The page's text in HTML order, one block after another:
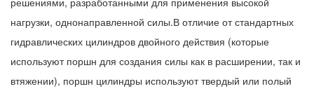
нагрузки, однонаправленной силы.В отличие от стандартных
гидравлических цилиндров двойного действия (которые
используют поршн для создания силы как в расширении, так и
втяжении), поршн цилиндры используют твердый или полый